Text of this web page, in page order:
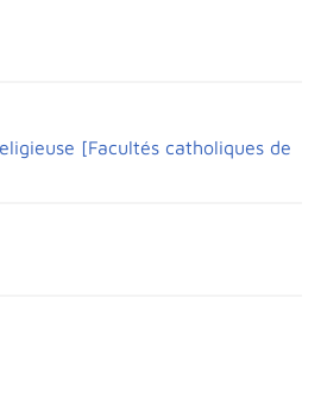
[Facultés catholiques de